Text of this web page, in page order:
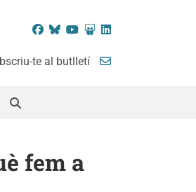
Facebook
BlueskyYouTube
SlideShare
LinkedIn
te al butlletí
fem a